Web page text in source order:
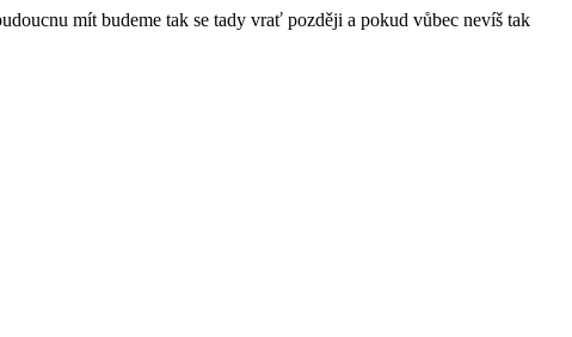
mít budeme tak se tady vrať později a pokud vůbec nevíš tak